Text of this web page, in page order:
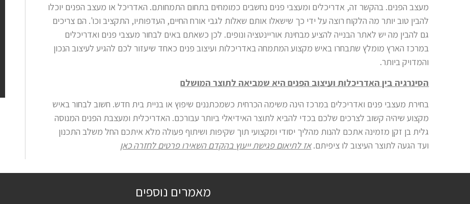
מעצב הפנים. בהקשר זה, אדריכלים ומעצבי פנים נחשבים כמומחים בתחום התמחותם. האדריכל או מעצב הפנים יוכלו
להבין טוב יותר מה הלקוח רוצה על ידי כך שישאלו אותם שאלות לגבי אורח החיים, העדפותיו, התקציב וכו'. הם צריכים
גם להבין מה יש לאתר הבנייה להציע מבחינת אוריינטציה ונופים. לכן כשאתם באים לבחור מעצבי פנים ואדריכלים
במרכז הארץ מומלץ שתבחרו באיש מקצוע המתמחה באדריכלות ועיצוב פנים כאחד שיעזור לכם להגיע לעיצוב הנכון
והמדויק ביותר.
הסינרגיה בין האדריכלות ועיצוב הפנים היא שמביאה לתוצר המושלם
בחירת מעצבי פנים ואדריכלים במרכז הינה משימה הכרחית כשמכתננים שיפוץ או בניית בית חדש. חשוב לבחור באיש
מקצוע שיהיה קשוב לצרכים שלכם בכדי להביא לתוצר האידיאלי ביותר עבורכם. האדריכלית ומעצבת הפנים המנוסה
גלית בן זקן מזמינה אתכם להנות מהליך יסודי ומקצועי תוך שקיפות ושיתוף פעולה מלא איתכם החל משלב התכנון
ועד הגעה לתוצר העיצוב לו ציפיתם.אז לתיאום פגישת ייעוץ בהקדם השאירו פרטים לחזרה כאן
מאמרים נוספים